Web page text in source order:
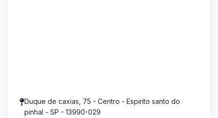
Duque de caxias, 75 - Centro - Espirito santo do
pinhal - SP - 13990-029